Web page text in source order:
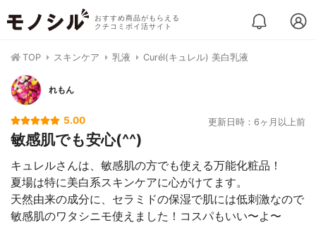
おすすめ商品がもらえる
クチコミポイ活サイト
TOP スキンケア 乳液 Curél(キュレル) 美白乳液
れもん
5.00 更新日時：6ヶ月以上前
敏感肌でも安心(^^)
キュレルさんは、敏感肌の方でも使える万能化粧品！
夏場は特に美白系スキンケアに心がけてます。
天然由来の成分に、セラミドの保湿で肌には低刺激なので
敏感肌のワタシニモ使えました！コスパもいい〜よ〜